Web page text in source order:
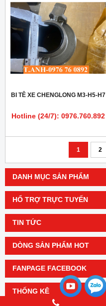
DANH MỤC SẢN PHẨM
HỔ TRỢ TRỰC TUYẾN
TIN TỨC
DÒNG SẢN PHẨM HOT
FANPAGE FACEBOOK
THỐNG KÊ
BI TÊ XE CHENGLONG M3-H5-H7
Hotline (24/7): 0976.760.892
1 2